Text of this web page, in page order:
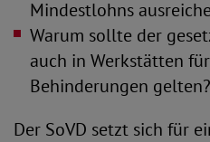
Mindestlohns
Warum sollte der
auch in Werkstätten
Behinderungen gelten?
Der SoVD setzt sich für